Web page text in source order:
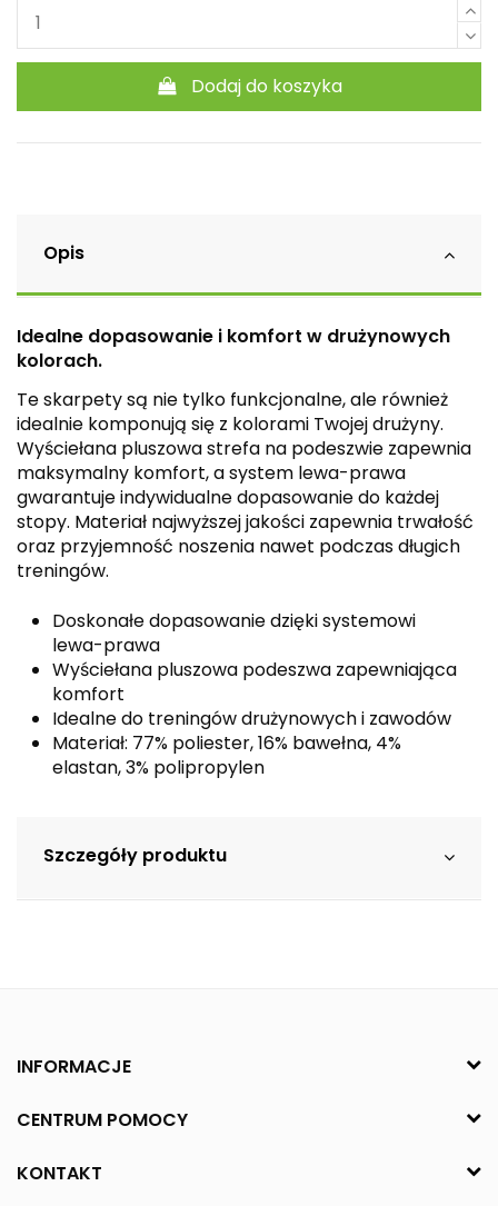
Dodaj do koszyka
Opis
Idealne dopasowanie i komfort w drużynowych
kolorach.
Te skarpety są nie tylko funkcjonalne, ale również
idealnie komponują się z kolorami Twojej drużyny.
Wyściełana pluszowa strefa na podeszwie zapewnia
maksymalny komfort, a system lewa-prawa
gwarantuje indywidualne dopasowanie do każdej
stopy. Materiał najwyższej jakości zapewnia trwałość
oraz przyjemność noszenia nawet podczas długich
treningów.
Doskonałe dopasowanie dzięki systemowi
lewa-prawa
Wyściełana pluszowa podeszwa zapewniająca
komfort
Idealne do treningów drużynowych i zawodów
Materiał: 77% poliester, 16% bawełna, 4%
elastan, 3% polipropylen
Szczegóły produktu
INFORMACJE
CENTRUM POMOCY
KONTAKT